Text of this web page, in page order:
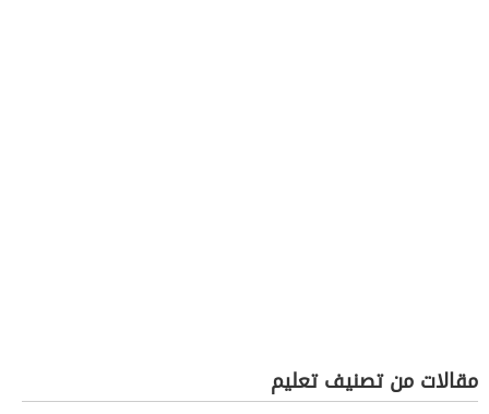
مقالات من تصنيف تعليم